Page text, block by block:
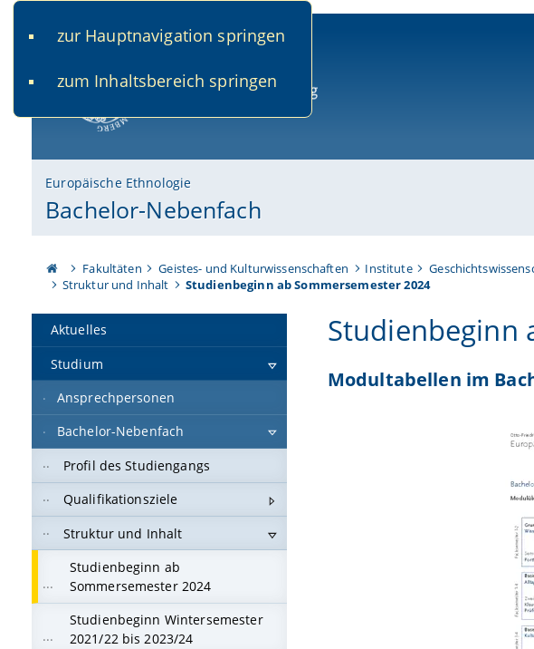
zur Hauptnavigation springen
zum Inhaltsbereich springen
Europäische Ethnologie
Bachelor-Nebenfach
Fakultäten Geistes- und Kulturwissenschaften Institute
Struktur und Inhalt
Studienbeginn ab Sommersemester 2024
Aktuelles
Studium
Ansprechpersonen
Bachelor-Nebenfach
Profil des Studiengangs
Qualifikationsziele
Struktur und Inhalt
Studienbeginn ab
Sommersemester 2024
Studienbeginn Wintersemester
2021/22 bis 2023/24
Studienbeginn
Modultabellen im